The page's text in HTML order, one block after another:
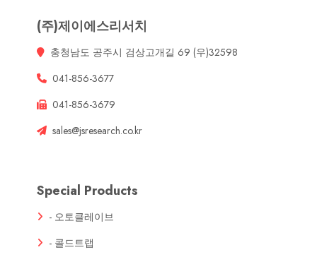
(주)제이에스리서치
충청남도 공주시 검상고개길 69 (우)32598
041-856-3677
041-856-3679
sales@jsresearch.co.kr
Special Products
- 오토클레이브
- 콜드트랩